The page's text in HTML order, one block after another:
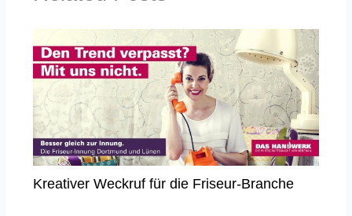
Kreativer Weckruf für die Friseur-Branche